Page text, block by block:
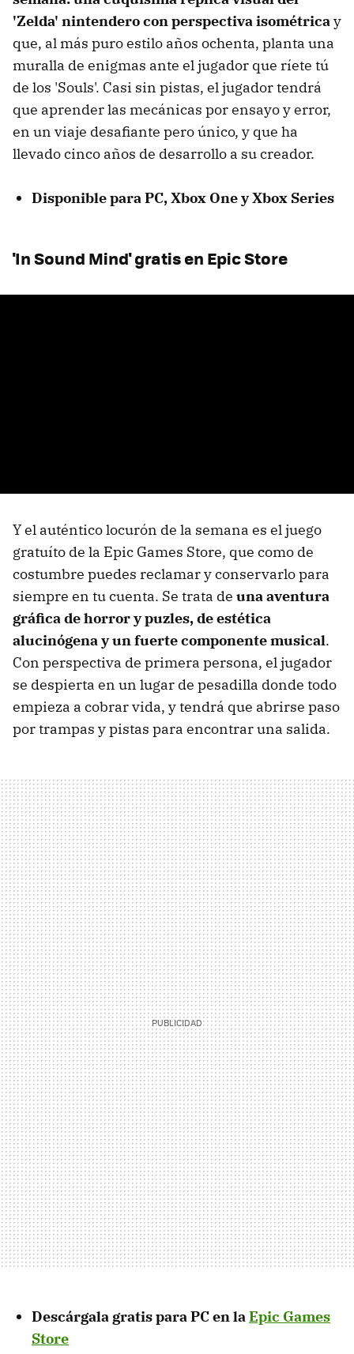
'Zelda' nintendero con perspectiva isométricay
que, al más puro estilo años ochenta, planta una
muralla de enigmas ante el jugador que ríete tú
de los 'Souls'. Casi sin pistas, el jugador tendrá
que aprender las mecánicas por ensayo y error,
en un viaje desafiante pero único, y que ha
llevado cinco años de desarrollo a su creador.
Disponible para PC, Xbox One y Xbox Series
'In Sound Mind' gratis en Epic Store
Y el auténtico locurón de la semana es el juego
gratuíto de la Epic Games Store, que como de
costumbre puedes reclamar y conservarlo para
siempre en tu cuenta. Se trata de una aventura
gráfica de horror y puzles, de estética
alucinógena y un fuerte componente musical.
Con perspectiva de primera persona, el jugador
se despierta en un lugar de pesadilla donde todo
empieza a cobrar vida, y tendrá que abrirse paso
por trampas y pistas para encontrar una salida.
Descárgala gratis para PC en laEpic Games
Store